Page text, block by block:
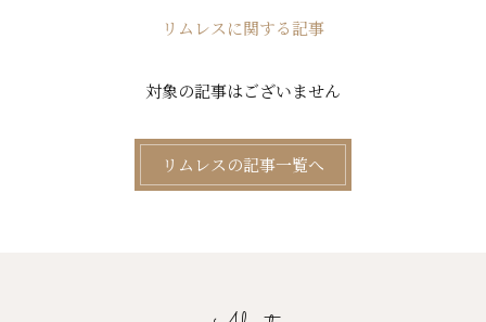
リムレスに関する記事
対象の記事はございません
リムレスの記事一覧へ